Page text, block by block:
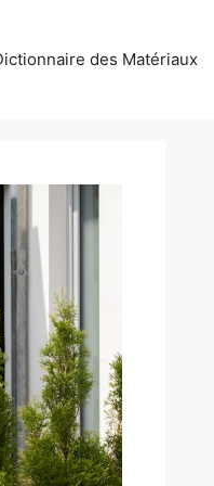
des Matériaux